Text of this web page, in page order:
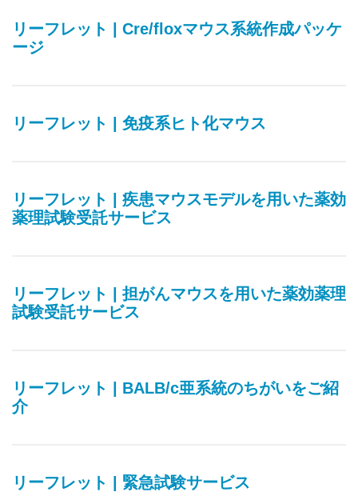
リーフレット | Cre/floxマウス系統作成パッケ
ージ
リーフレット | 免疫系ヒト化マウス
リーフレット | 疾患マウスモデルを用いた薬効
薬理試験受託サービス
リーフレット | 担がんマウスを用いた薬効薬理
試験受託サービス
リーフレット | BALB/c亜系統のちがいをご紹
介
リーフレット | 緊急試験サービス